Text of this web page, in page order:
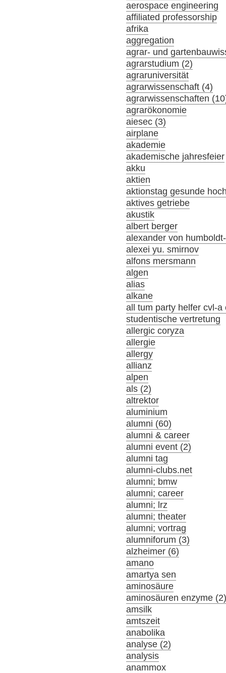
aerospace engineering
affiliated professorship
afrika
aggregation
agrar- und
agrarstudium (2)
agraruniversität
agrarwissenschaft (4)
agrarwissenschaften
agrarökonomie
aiesec (3)
airplane
akademie
akademische jahresfeier
akku
aktien
aktionstag gesunde
aktives getriebe
akustik
albert berger
alexander von
alexei yu. smirnov
alfons mersmann
algen
alias
alkane
all tum party helfer cvl-
studentische vertretung
allergic coryza
allergie
allergy
allianz
alpen
als (2)
altrektor
aluminium
alumni (60)
alumni & career
alumni event (2)
alumni tag
alumni-clubs.net
alumni; bmw
alumni; career
alumni; lrz
alumni; theater
alumni; vortrag
alumniforum (3)
alzheimer (6)
amano
amartya sen
aminosäure
aminosäuren enzyme
amsilk
amtszeit
anabolika
analyse (2)
analysis
anammox